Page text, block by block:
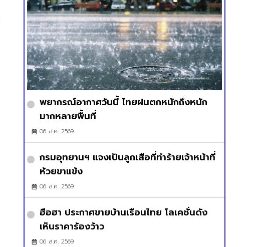
พยากรณ์อากาศวันนี้ ไทยฝนตกหนักถึงหนัก
มากหลายพื้นที่
06 ส.ค. 2569
กรมอุทยานฯ แจงเป็นลูกเสือที่ทำร้ายเจ้าหน้าที่
ห้วยขาแข้ง
06 ส.ค. 2569
ฮือฮา ประกาศขายบ้านเรือนไทย โลเคชั่นดัง
เห็นราคาร้องว้าว
06 ส.ค. 2569